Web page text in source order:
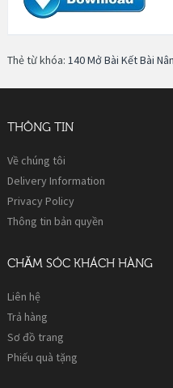
Thẻ từ khóa: 140 Mở Bài Kết Bài
THÔNG TIN
Về chúng tôi
Delivery Information
Privacy Policy
Thông tin bản quyền
CHĂM SÓC KHÁCH HÀNG
Liên hệ
Trả hàng
Sơ đồ trang
Phiếu quà tặng